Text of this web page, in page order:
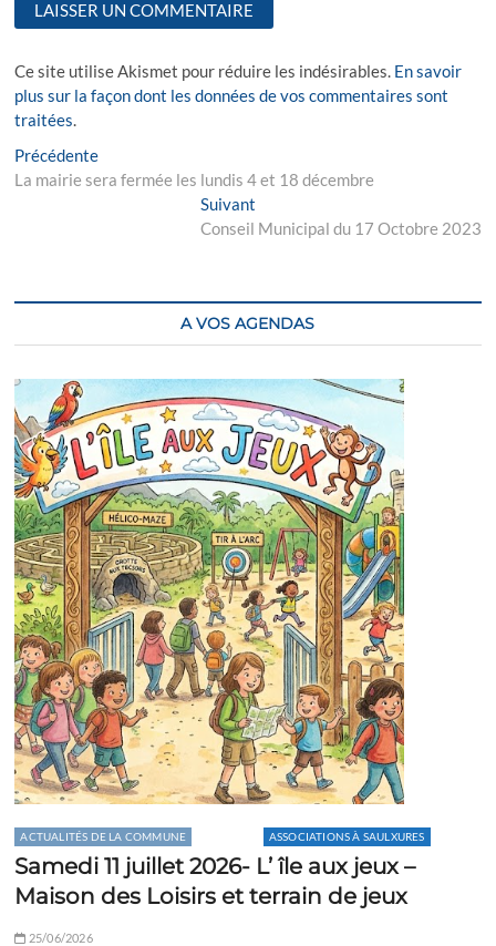
Ce site utilise Akismet pour réduire les indésirables. En savoir
plus sur la façon dont les données de vos commentaires sont
traitées.
Navigation
de
PrécédentePrevious
post:
La mairie sera fermée les lundis 4 et 18 décembre
SuivantNext
post:
Conseil Municipal du 17 Octobre 2023
A VOS AGENDAS
ACTUALITÉS DE LA COMMUNE ASSOCIATIONS À SAULXURES
Samedi 11 juillet 2026- L’ île aux jeux –
Maison des Loisirs et terrain de jeux
25/06/2026